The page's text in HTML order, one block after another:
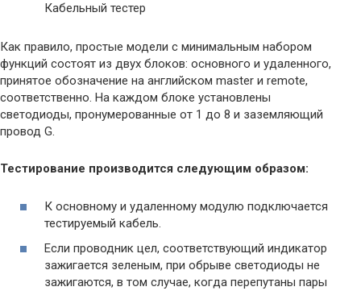
Кабельный тестер
Как правило, простые модели с минимальным набором
функций состоят из двух блоков: основного и удаленного,
принятое обозначение на английском master и remote,
соответственно. На каждом блоке установлены
светодиоды, пронумерованные от 1 до 8 и заземляющий
провод G.
Тестирование производится следующим образом:
К основному и удаленному модулю подключается
тестируемый кабель.
Если проводник цел, соответствующий индикатор
зажигается зеленым, при обрыве светодиоды не
зажигаются, в том случае, когда перепутаны пары